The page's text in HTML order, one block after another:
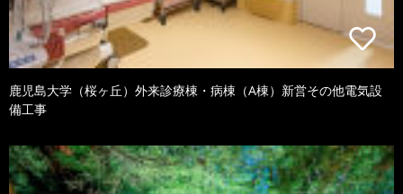
鹿児島大学（桜ヶ丘）外来診療棟・病棟（A棟）新営その他電気設
備工事